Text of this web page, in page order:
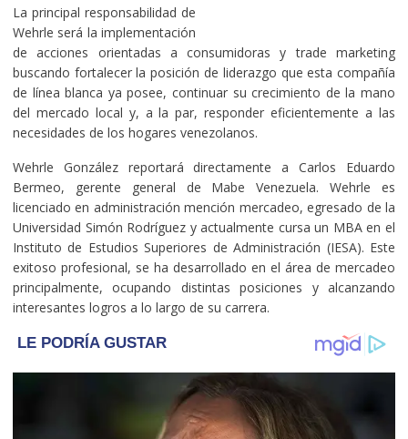
La principal responsabilidad de
Wehrle será la implementación
de acciones orientadas a consumidoras y trade marketing
buscando fortalecer la posición de liderazgo que esta compañía
de línea blanca ya posee, continuar su crecimiento de la mano
del mercado local y, a la par, responder eficientemente a las
necesidades de los hogares venezolanos.
Wehrle González reportará directamente a Carlos Eduardo
Bermeo, gerente general de Mabe Venezuela. Wehrle es
licenciado en administración mención mercadeo, egresado de la
Universidad Simón Rodríguez y actualmente cursa un MBA en el
Instituto de Estudios Superiores de Administración (IESA). Este
exitoso profesional, se ha desarrollado en el área de mercadeo
principalmente, ocupando distintas posiciones y alcanzando
interesantes logros a lo largo de su carrera.